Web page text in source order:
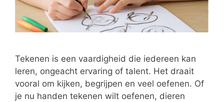
Tekenen is een vaardigheid die iedereen kan
leren, ongeacht ervaring of talent. Het draait
vooral om kijken, begrijpen en veel oefenen. Of
je nu handen tekenen wilt oefenen, dieren